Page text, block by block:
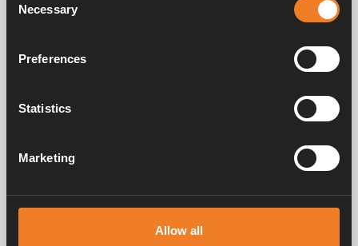
Selection
Necessary
Preferences
Statistics
Marketing
Allow all
FAQ
haben wir verstanden, wie wichtig es ist, auf Reisen den Komfort von